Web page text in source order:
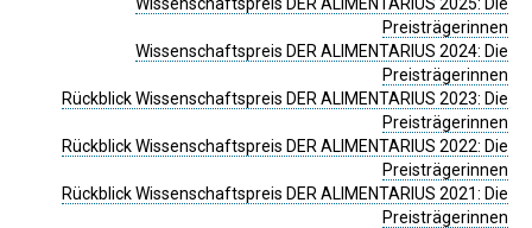
Preisträgerinnen
Wissenschaftspreis DER ALIMENTARIUS 2024: Die
Preisträgerinnen
Rückblick Wissenschaftspreis DER ALIMENTARIUS 2023: Die
Preisträgerinnen
Rückblick Wissenschaftspreis DER ALIMENTARIUS 2022: Die
Preisträgerinnen
Rückblick Wissenschaftspreis DER ALIMENTARIUS 2021: Die
Preisträgerinnen